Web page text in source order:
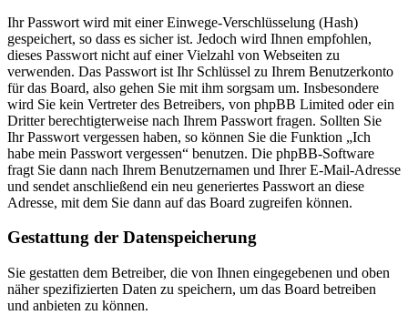
Ihr Passwort wird mit einer Einwege-Verschlüsselung (Hash)
gespeichert, so dass es sicher ist. Jedoch wird Ihnen empfohlen,
dieses Passwort nicht auf einer Vielzahl von Webseiten zu
verwenden. Das Passwort ist Ihr Schlüssel zu Ihrem Benutzerkonto
für das Board, also gehen Sie mit ihm sorgsam um. Insbesondere
wird Sie kein Vertreter des Betreibers, von phpBB Limited oder ein
Dritter berechtigterweise nach Ihrem Passwort fragen. Sollten Sie
Ihr Passwort vergessen haben, so können Sie die Funktion „Ich
habe mein Passwort vergessen“ benutzen. Die phpBB-Software
fragt Sie dann nach Ihrem Benutzernamen und Ihrer E-Mail-Adresse
und sendet anschließend ein neu generiertes Passwort an diese
Adresse, mit dem Sie dann auf das Board zugreifen können.
Gestattung der Datenspeicherung
Sie gestatten dem Betreiber, die von Ihnen eingegebenen und oben
näher spezifizierten Daten zu speichern, um das Board betreiben
und anbieten zu können.